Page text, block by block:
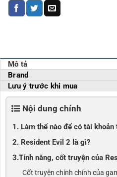
Mô tả
Brand
Lưu ý trước khi mua
Nội dung chính
1. Làm thế nào để có tài
2. Resident Evil 2 là gì?
3.Tính năng, cốt truyện của
Cốt truyện chính chính của